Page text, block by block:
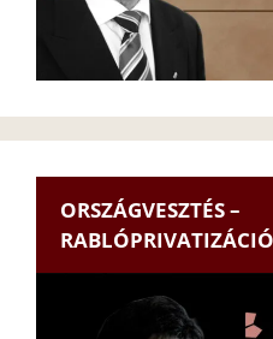
ORSZÁGVESZTÉS –
RABLÓPRIVATIZÁCIÓ